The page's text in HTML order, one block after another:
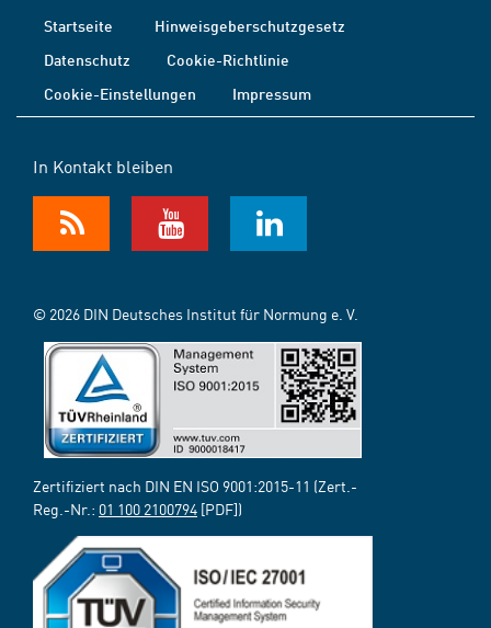
Startseite
Hinweisgeberschutzgesetz
Datenschutz
Cookie-Richtlinie
Cookie-Einstellungen
Impressum
In Kontakt bleiben
© 2026 DIN Deutsches Institut für Normung e. V.
Zertifiziert nach DIN EN ISO 9001:2015-11 (Zert.-
Reg.-Nr.: 01 100 2100794 [PDF])